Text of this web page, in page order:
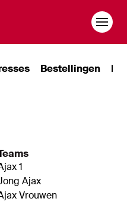
Bestellingen
1
Ajax
Vrouwen